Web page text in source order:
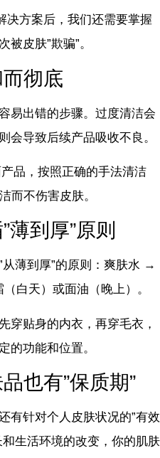
决方案后，我们还需要掌握
皮肤”欺骗”。
彻底
易出错的步骤。过度清洁会
会导致后续产品吸收不良。
品，按照正确的手法清洁
而不伤害皮肤。
到厚”原则
薄到厚”的原则：爽肤水 →
白天）或面油（晚上）。
穿贴身的内衣，再穿毛衣，
的功能和位置。
也有”保质期”
有针对个人皮肤状况的”有效
生活环境的改变，你的肌肤